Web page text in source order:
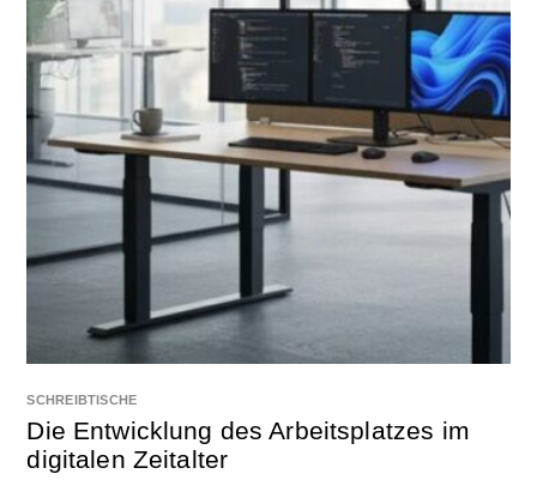
SCHREIBTISCHE
Die Entwicklung des Arbeitsplatzes im
digitalen Zeitalter